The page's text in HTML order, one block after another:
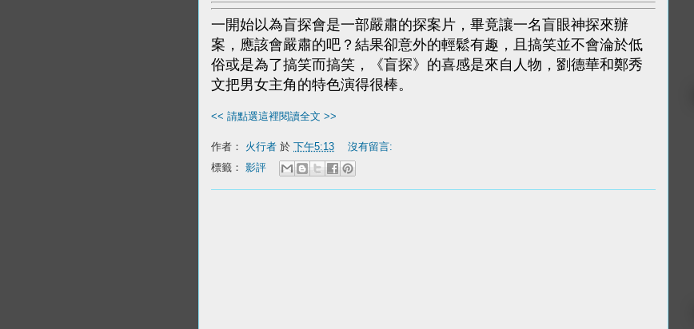
一開始以為盲探會是一部嚴肅的探案片，畢竟讓一名盲眼神探來辦
案，應該會嚴肅的吧？結果卻意外的輕鬆有趣，且搞笑並不會淪於低
俗或是為了搞笑而搞笑，《盲探》的喜感是來自人物，劉德華和鄭秀
文把男女主角的特色演得很棒。
<< 請點選這裡閱讀全文 >>
作者： 火行者 於 下午5:13
沒有留言:
標籤： 影評